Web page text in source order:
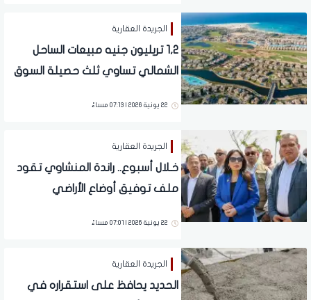
الجريدة العقارية
1,2 تريليون جنيه مبيعات الساحل
الشمالي تساوي ثلث حصيلة السوق
22 يونية 2026 | 07:13 مساءً
الجريدة العقارية
خـلال أسبوع.. راندة المنشاوي تقود
ملف توفيق أوضاع الأراضي
22 يونية 2026 | 07:01 مساءً
الجريدة العقارية
الحديد يحافظ على استقراره في